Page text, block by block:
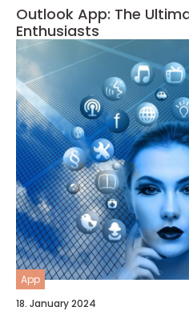
Outlook App: The
Enthusiasts
App
18. January 2024